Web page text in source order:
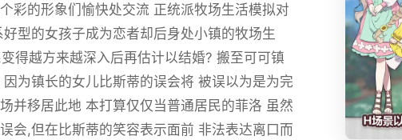
彩的形象们愉快处交流 正统派牧场生活模拟对
好型的女孩子成为恋者却后身处小镇的牧场生
得越方来越深入后再估计以结婚? 搬至可可镇
因为镇长的女儿比斯蒂的误会将 被误以为是为完
并移居此地 本打算仅仅当普通居民的菲洛 虽然
会,但在比斯蒂的笑容表示面前 非法表达离口而